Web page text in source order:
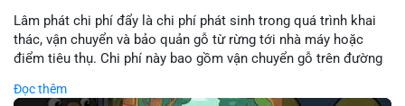
Lâm phát chi phí đẩy là chi phí phát sinh trong quá trình khai
thác, vận chuyển và bảo quản gỗ từ rừng tới nhà máy hoặc
điểm tiêu thụ. Chi phí này bao gồm vận chuyển gỗ trên đường
điều kiện địa hình. Việc hiểu rõ chi phí đẩy giúp doanh nghiệp
Đọc thêm